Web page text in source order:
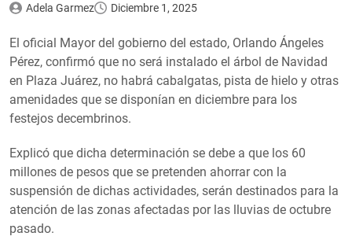
Adela Garmez Diciembre 1, 2025
El oficial Mayor del gobierno del estado, Orlando Ángeles
Pérez, confirmó que no será instalado el árbol de Navidad
en Plaza Juárez, no habrá cabalgatas, pista de hielo y otras
amenidades que se disponían en diciembre para los
festejos decembrinos.
Explicó que dicha determinación se debe a que los 60
millones de pesos que se pretenden ahorrar con la
suspensión de dichas actividades, serán destinados para la
atención de las zonas afectadas por las lluvias de octubre
pasado.